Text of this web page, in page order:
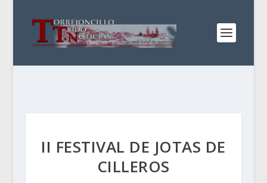
II FESTIVAL DE JOTAS DE
CILLEROS